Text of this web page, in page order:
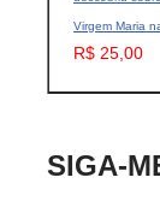
Virgem Maria
R$ 25,00
SIGA-